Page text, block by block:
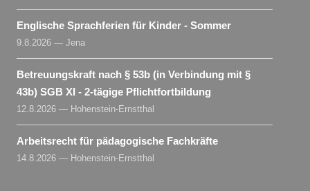
Englische Sprachferien für Kinder - Sommer
9.8.2026 — Jena
Betreuungskraft nach § 53b (in Verbindung mit §
43b) SGB XI - 2-tägige Pflichtfortbildung
12.8.2026 — Hohenstein-Ernstthal
Arbeitsrecht für pädagogische Fachkräfte
14.8.2026 — Hohenstein-Ernstthal